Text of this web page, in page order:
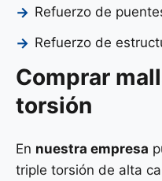
Refuerzo de
Refuerzo de
Comprar
torsión
En nuestra empresa
triple torsión de alta